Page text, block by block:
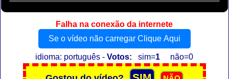
Falha na conexão da internete
Se o vídeo não carregar Clique Aqui
idioma: português -Votos: sim=1 não=0